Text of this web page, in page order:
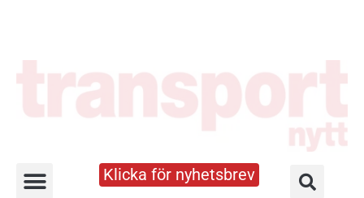
Klicka för nyhetsbrev